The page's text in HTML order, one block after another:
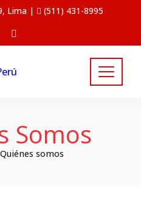
Lima | (511) 431-8995
Somos
Quiénes somos